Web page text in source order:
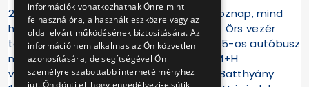
2015. július 1-jétől (szerdától) mind hétköznap, mind
hétvégén egy hajnali indulással bővül az Örs vezér
tere M+H és Cinkota között közlekedő 45-ös autóbusz
menetrendje. Ezáltal az Örs vezér tere M+H
végállomásról már 5 óta előtt is, míg a Batthyány
információk vonatkozhatnak Önre mint
felhasználóra, a használt eszközre vagy az
oldal elvárt működésének biztosítására. Az
információ nem alkalmas az Ön közvetlen
azonosítására, de segítségével Ön
személyre szabottabb internetélményhez
jut. Ön dönti el, hogy engedélyezi-e sütik